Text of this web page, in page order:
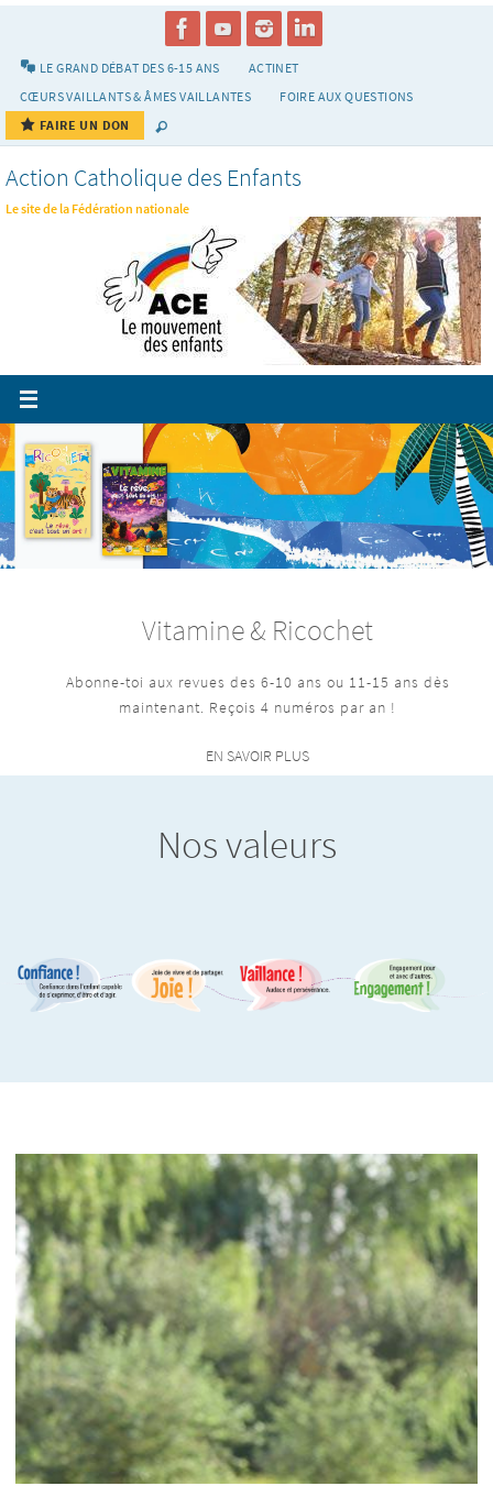
LE GRAND DÉBAT DES 6-15 ANS
ACTINET
CŒURS VAILLANTS & ÂMES VAILLANTES
FOIRE AUX QUESTIONS
FAIRE UN DON
Action Catholique des Enfants
Le site de la Fédération nationale
Vitamine & Ricochet
Abonne-toi aux revues des 6-10 ans ou 11-15 ans dès
maintenant. Reçois 4 numéros par an !
EN SAVOIR PLUS
Nos valeurs